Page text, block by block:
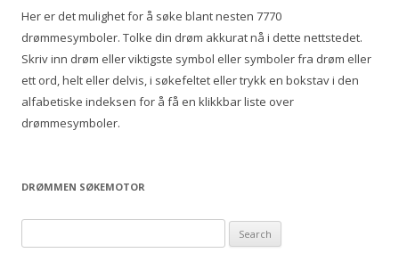
f
o
r
Her er det mulighet for å søke blant nesten 7770
drømmesymboler. Tolke din drøm akkurat nå i dette nettstedet.
Skriv inn drøm eller viktigste symbol eller symboler fra drøm eller
ett ord, helt eller delvis, i søkefeltet eller trykk en bokstav i den
alfabetiske indeksen for å få en klikkbar liste over
drømmesymboler.
DRØMMEN SØKEMOTOR
e